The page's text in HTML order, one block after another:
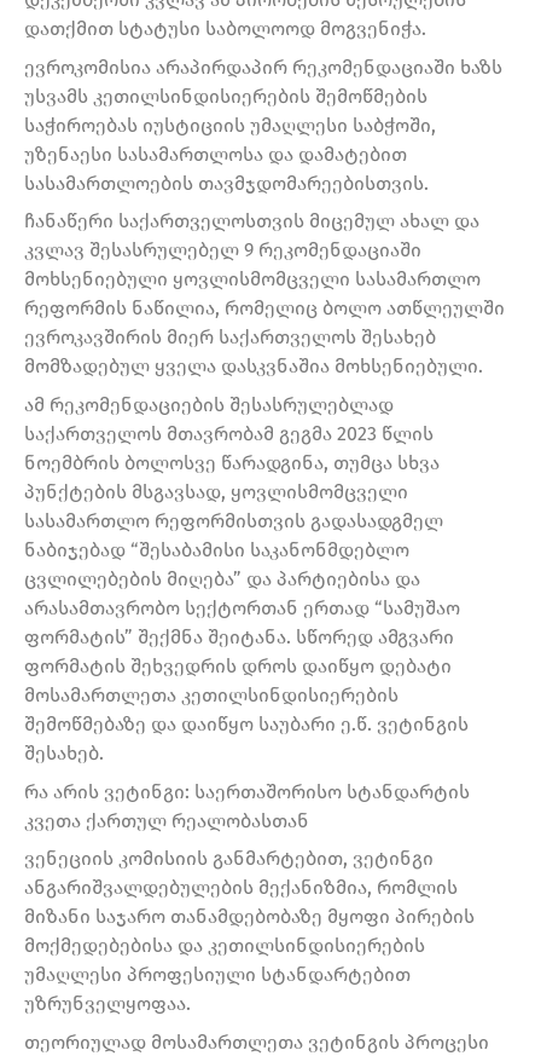
დათქმით სტატუსი საბოლოოდ მოგვენიჭა.
ევროკომისია არაპირდაპირ რეკომენდაციაში ხაზს
უსვამს კეთილსინდისიერების შემოწმების
საჭიროებას იუსტიციის უმაღლესი საბჭოში,
უზენაესი სასამართლოსა და დამატებით
სასამართლოების თავმჯდომარეებისთვის.
ჩანაწერი საქართველოსთვის მიცემულ ახალ და
კვლავ შესასრულებელ 9 რეკომენდაციაში
მოხსენიებული ყოვლისმომცველი სასამართლო
რეფორმის ნაწილია, რომელიც ბოლო ათწლეულში
ევროკავშირის მიერ საქართველოს შესახებ
მომზადებულ ყველა დასკვნაშია მოხსენიებული.
ამ რეკომენდაციების შესასრულებლად
საქართველოს მთავრობამ გეგმა 2023 წლის
ნოემბრის ბოლოსვე წარადგინა, თუმცა სხვა
პუნქტების მსგავსად, ყოვლისმომცველი
სასამართლო რეფორმისთვის გადასადგმელ
ნაბიჯებად “შესაბამისი საკანონმდებლო
ცვლილებების მიღება” და პარტიებისა და
არასამთავრობო სექტორთან ერთად “სამუშაო
ფორმატის” შექმნა შეიტანა. სწორედ ამგვარი
ფორმატის შეხვედრის დროს დაიწყო დებატი
მოსამართლეთა კეთილსინდისიერების
შემოწმებაზე და დაიწყო საუბარი ე.წ. ვეტინგის
შესახებ.
რა არის ვეტინგი: საერთაშორისო სტანდარტის
კვეთა ქართულ რეალობასთან
ვენეციის კომისიის განმარტებით, ვეტინგი
ანგარიშვალდებულების მექანიზმია, რომლის
მიზანი საჯარო თანამდებობაზე მყოფი პირების
მოქმედებებისა და კეთილსინდისიერების
უმაღლესი პროფესიული სტანდარტებით
უზრუნველყოფაა.
თეორიულად მოსამართლეთა ვეტინგის პროცესი